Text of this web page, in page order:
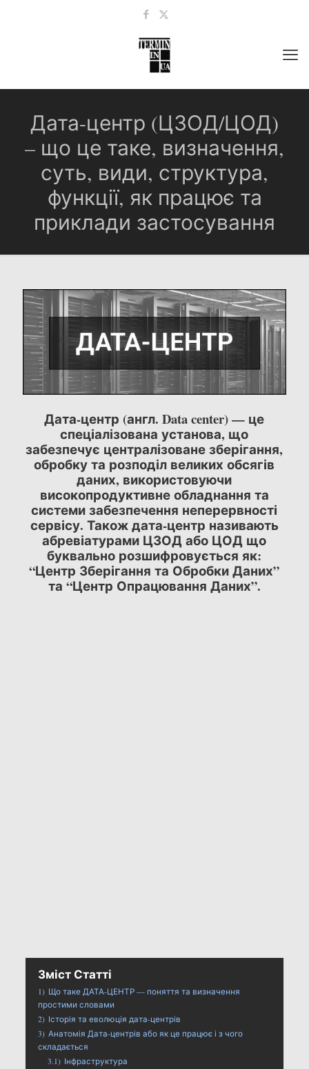
Дата-центр (ЦЗОД/ЦОД)
– що це таке, визначення,
суть, види, структура,
функції, як працює та
приклади застосування
Дата-центр (англ. Data center) — це
спеціалізована установа, що
забезпечує централізоване зберігання,
обробку та розподіл великих обсягів
даних, використовуючи
високопродуктивне обладнання та
системи забезпечення неперервності
сервісу. Також дата-центр називають
абревіатурами ЦЗОД або ЦОД що
буквально розшифровується як:
“Центр Зберігання та Обробки Даних”
та “Центр Опрацювання Даних”.
Зміст Статті
1) Що таке ДАТА-ЦЕНТР — поняття та визначення
простими словами
2) Історія та еволюція дата-центрів
3) Анатомія Дата-центрів або як це працює і з чого
складається
3.1) Інфраструктура